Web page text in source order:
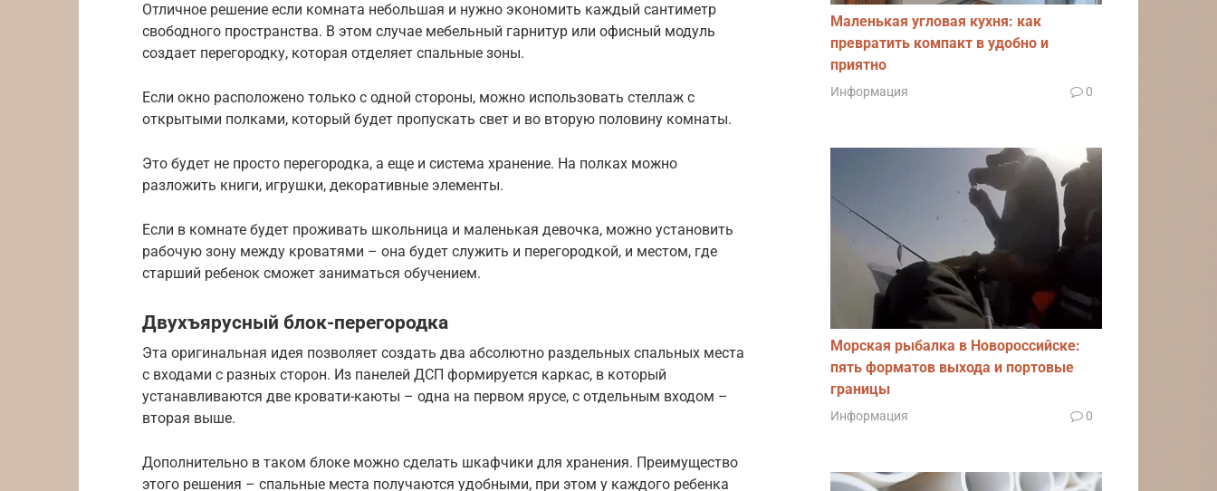
Отличное решение если комната небольшая и нужно экономить каждый сантиметр
свободного пространства. В этом случае мебельный гарнитур или офисный модуль
создает перегородку, которая отделяет спальные зоны.
Если окно расположено только с одной стороны, можно использовать стеллаж с
открытыми полками, который будет пропускать свет и во вторую половину комнаты.
Это будет не просто перегородка, а еще и система хранение. На полках можно
разложить книги, игрушки, декоративные элементы.
Если в комнате будет проживать школьница и маленькая девочка, можно установить
рабочую зону между кроватями – она будет служить и перегородкой, и местом, где
старший ребенок сможет заниматься обучением.
Двухъярусный блок-перегородка
Эта оригинальная идея позволяет создать два абсолютно раздельных спальных места
с входами с разных сторон. Из панелей ДСП формируется каркас, в который
устанавливаются две кровати-каюты – одна на первом ярусе, с отдельным входом –
вторая выше.
Дополнительно в таком блоке можно сделать шкафчики для хранения. Преимущество
этого решения – спальные места получаются удобными, при этом у каждого ребенка
Маленькая угловая кухня: как
превратить компакт в удобно и
приятно
Информация 0
Морская рыбалка в Новороссийске:
пять форматов выхода и портовые
границы
Информация 0